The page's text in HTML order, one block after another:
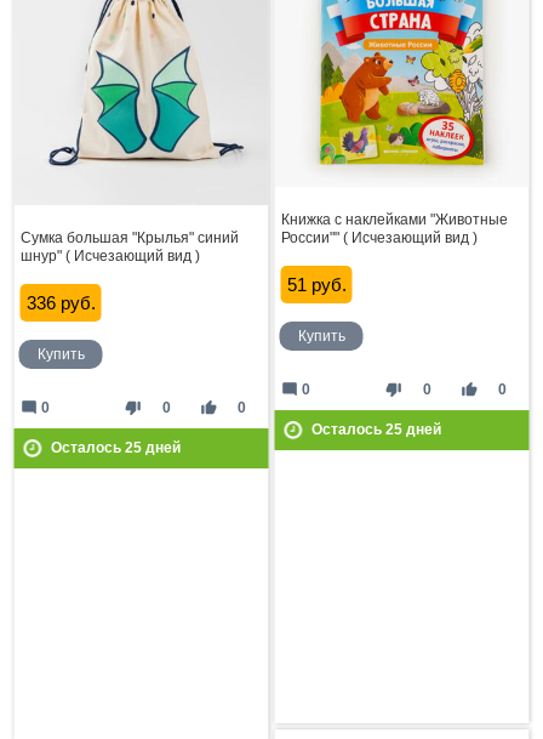
Книжка с наклейками "Животные
России"" ( Исчезающий вид )
51 руб.
Купить
thumb_down 0 thumb_up 0
mode_comment 0
Осталось 25дней
Сумка большая "Крылья" синий
шнур" ( Исчезающий вид )
336 руб.
Купить
thumb_down 0 thumb_up 0
mode_comment 0
Осталось 25дней